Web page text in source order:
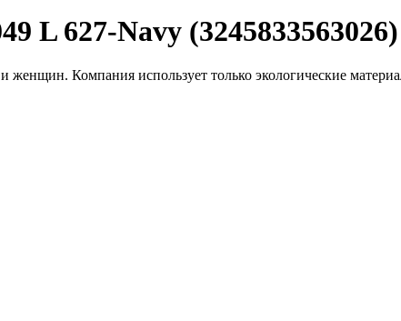
L 627-Navy (3245833563026)
Компания использует только экологические